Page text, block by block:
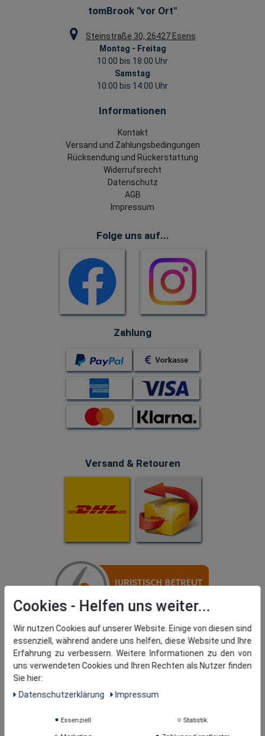
tomBrook "vor Ort"
Steinstraße 30, 26427 Esens
Montag - Freitag
10:00 bis 18:00 Uhr
Samstag
10:00 bis 14:00 Uhr
Informationen
Kontakt
Versand und Zahlungsbedingungen
Rücksendung und Rückerstattung
Widerrufsrecht
Datenschutz
AGB
Impressum
Folge uns auf...
Zahlung
Versand & Retouren
Cookies
Wir nutzen Cookies auf unserer Website. Einige von diesen sind
essenziell, während andere uns helfen, diese Website und Ihre
Erfahrung zu verbessern. Weitere Informationen zu den von
uns verwendeten Cookies und Ihren Rechten als Nutzer finden
Sie hier:
Daten­schutz­erklärung
Impressum
Essenziell Statistik